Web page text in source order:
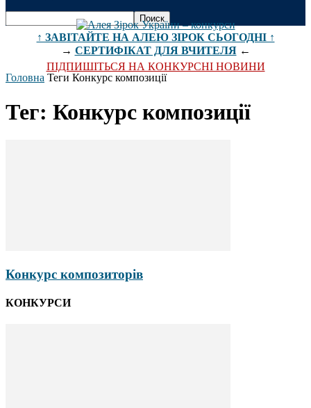
↑ ЗАВІТАЙТЕ НА АЛЕЮ ЗІРОК СЬОГОДНІ ↑
→ СЕРТИФІКАТ ДЛЯ ВЧИТЕЛЯ←
ПІДПИШІТЬСЯ НА КОНКУРСНІ НОВИНИ
Головна Теги Конкурс композиції
Тег: Конкурс композиції
Конкурс композиторів
КОНКУРСИ